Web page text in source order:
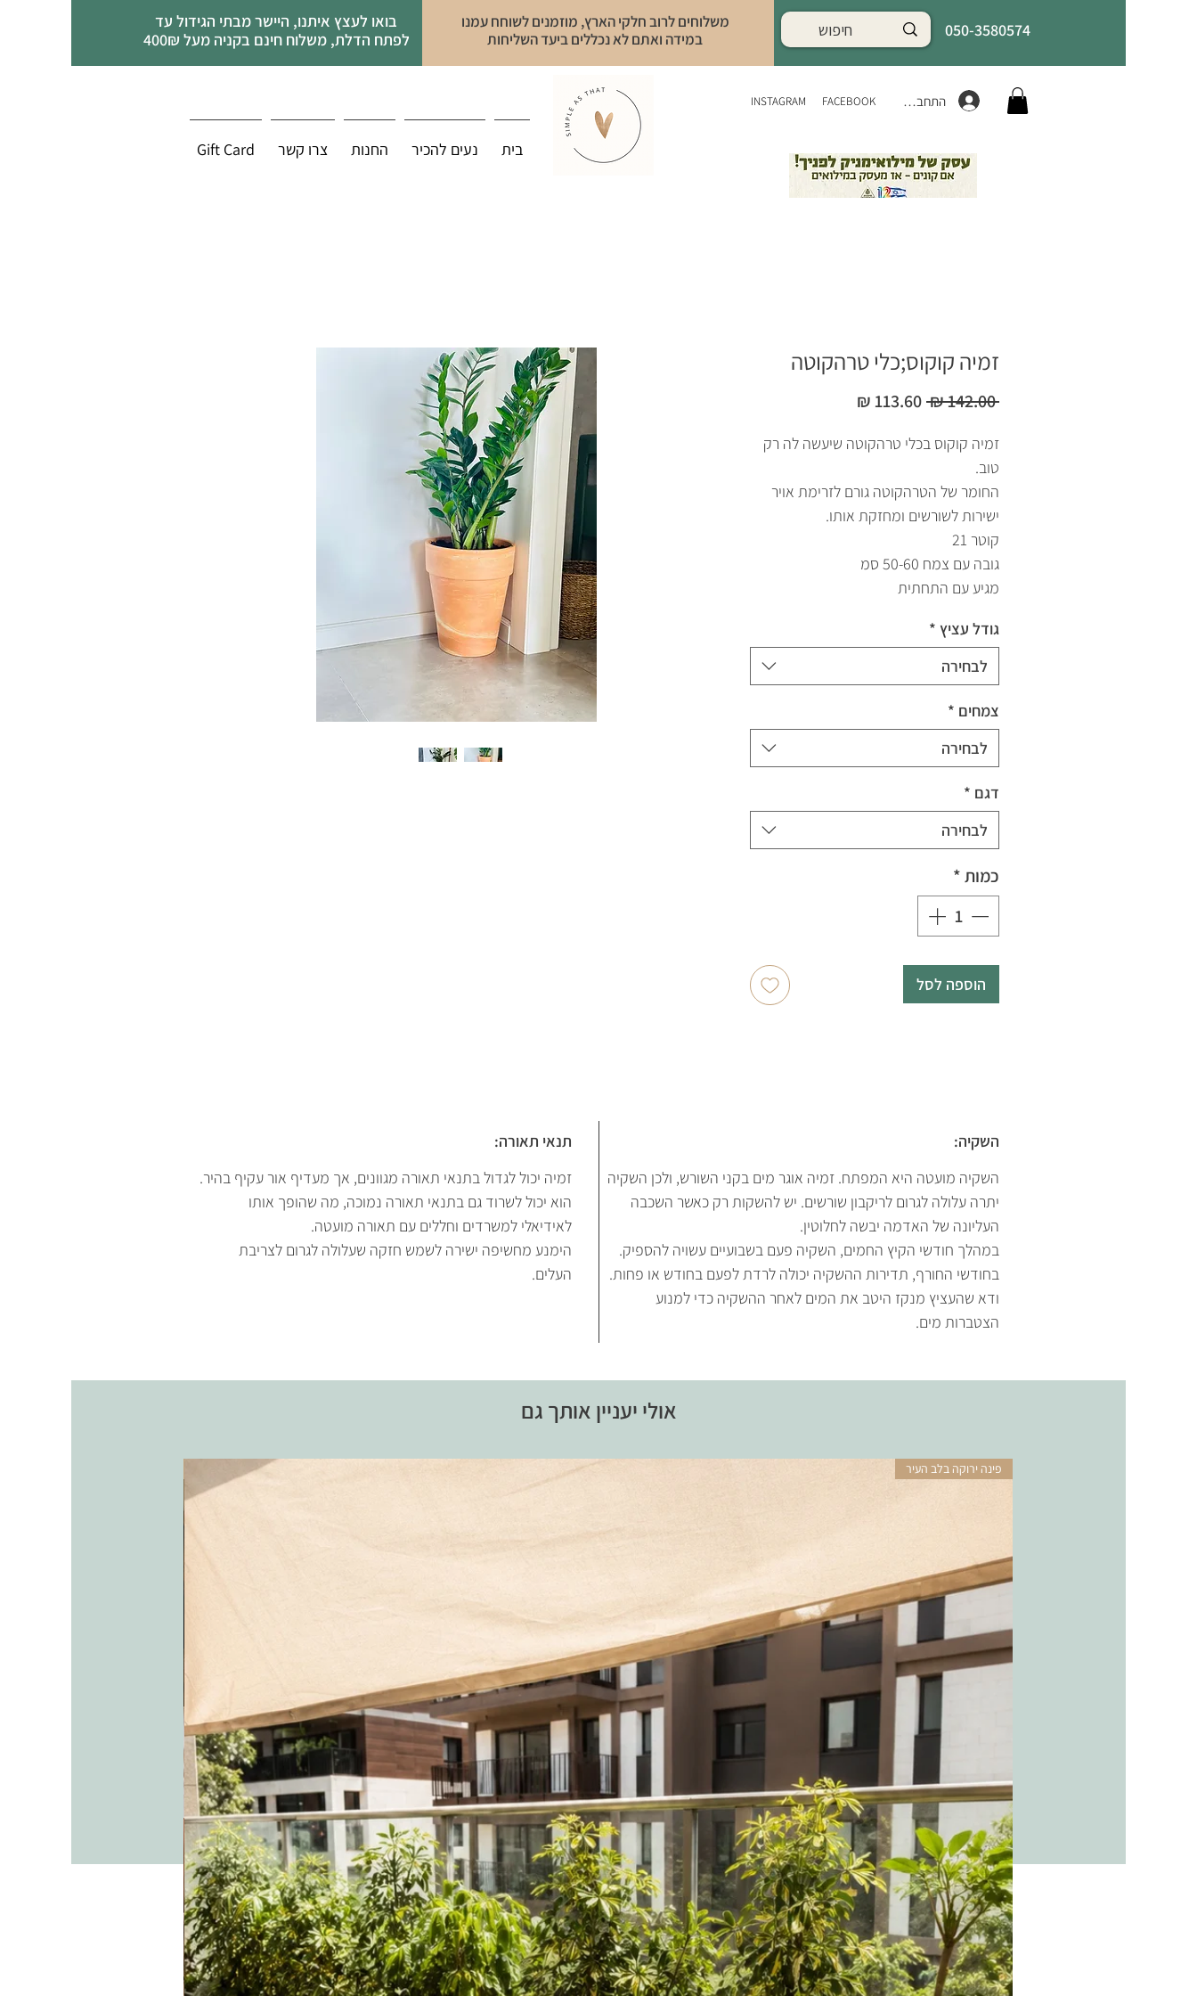
בואו לעצץ איתנו, היישר מבתי הגידול עד
לפתח הדלת, משלוח חינם בקניה מעל 400₪
משלוחים לרוב חלקי הארץ, מוזמנים לשוחח עמנו
במידה ואתם לא נכללים ביעד השליחות
050-3580574
בית נעים להכיר החנות צרו קשר Gift Card
INSTAGRAM FACEBOOK התחברות
זמיה קוקוס;כלי טרהקוטה
‏142.00 ‏₪
מחיר
זמיה קוקוס בכלי טרהקוטה שיעשה לה רק
טוב.
החומר של הטרהקוטה גורם לזרימת אויר
ישירות לשורשים ומחזקת אותו.
קוטר 21
גובה עם צמח 50-60 סמ
מגיע עם התחתית
גודל עציץ *
לבחירה
צמחים *
לבחירה
דגם *
לבחירה
כמות*
הוספה לסל
השקיה:
השקיה מועטה היא המפתח. זמיה אוגר מים בקני השורש, ולכן השקיה
יתרה עלולה לגרום לריקבון שורשים. יש להשקות רק כאשר השכבה
העליונה של האדמה יבשה לחלוטין.
במהלך חודשי הקיץ החמים, השקיה פעם בשבועיים עשויה להספיק.
בחודשי החורף, תדירות ההשקיה יכולה לרדת לפעם בחודש או פחות.
ודא שהעציץ מנקז היטב את המים לאחר ההשקיה כדי למנוע
הצטברות מים.
תנאי תאורה:
זמיה יכול לגדול בתנאי תאורה מגוונים, אך מעדיף אור עקיף בהיר.
הוא יכול לשרוד גם בתנאי תאורה נמוכה, מה שהופך אותו
לאידיאלי למשרדים וחללים עם תאורה מועטה.
הימנע מחשיפה ישירה לשמש חזקה שעלולה לגרום לצריבת
העלים.
אולי יעניין אותך גם
פינה ירוקה בלב העיר